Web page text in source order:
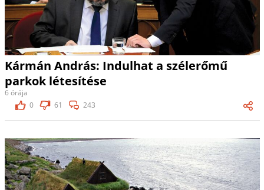
Kármán András: Indulhat a szélerőmű
parkok létesítése
6 órája
0
61 243